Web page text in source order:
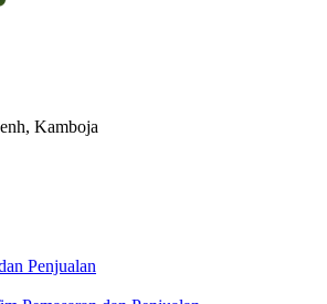
Kamboja
Penjualan